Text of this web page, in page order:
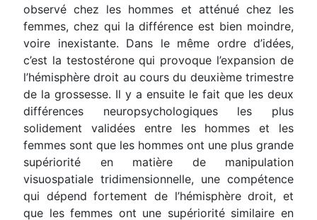
observé chez les hommes et atténué chez les
femmes, chez qui la différence est bien moindre,
voire inexistante. Dans le même ordre d’idées,
c’est la testostérone qui provoque l’expansion de
l’hémisphère droit au cours du deuxième trimestre
de la grossesse. Il y a ensuite le fait que les deux
différences neuropsychologiques les plus
solidement validées entre les hommes et les
femmes sont que les hommes ont une plus grande
supériorité en matière de manipulation
visuospatiale tridimensionnelle, une compétence
qui dépend fortement de l’hémisphère droit, et
que les femmes ont une supériorité similaire en